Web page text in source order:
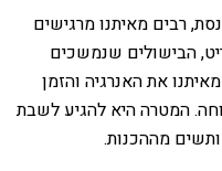
רבים מאיתנו מרגישים
הבישולים שנמשכים
את האנרגיה והזמן
המטרה היא להגיע לשבת
מההכנות.